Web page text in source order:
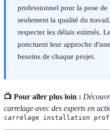
professionnel pour la pose de
seulement la qualité du
respecter les délais estimés.
ponctuent leur approche
besoins de chaque projet.
📺 Pour aller plus loin :
carrelage avec des experts en
carrelage installation